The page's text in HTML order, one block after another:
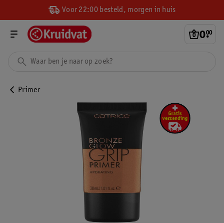
Voor 22:00 besteld, morgen in huis
0.
00
Primer